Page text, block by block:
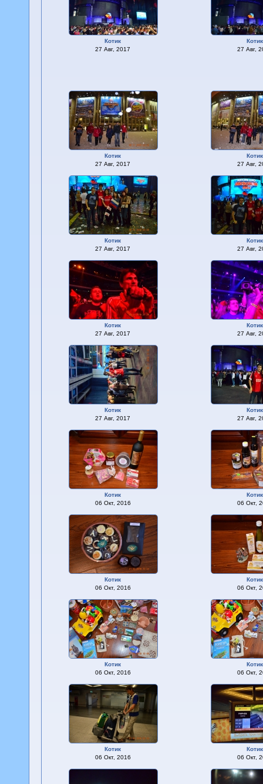
Котик
27 Авг, 2017
Котик
27 Авг,
Котик
27 Авг, 2017
Котик
27 Авг,
Котик
27 Авг, 2017
Котик
27 Авг,
Котик
27 Авг, 2017
Котик
27 Авг,
Котик
27 Авг, 2017
Котик
27 Авг,
Котик
06 Окт, 2016
Котик
06 Окт,
Котик
06 Окт, 2016
Котик
06 Окт,
Котик
06 Окт, 2016
Котик
06 Окт,
Котик
06 Окт, 2016
Котик
06 Окт,